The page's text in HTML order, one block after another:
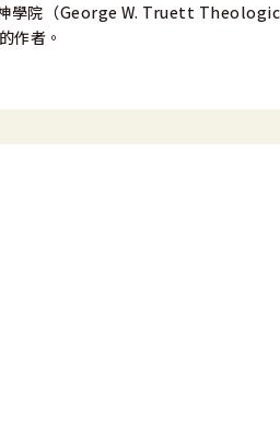
學院（George W. Truett
作者。